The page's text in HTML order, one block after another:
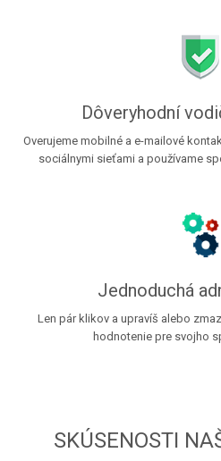
Dôveryhodní
Overujeme mobilné a e-mailové
sociálnymi sieťami a používame
Jednoduchá
Len pár klikov a upravíš alebo
hodnotenie pre svojho
SKÚSENOSTI